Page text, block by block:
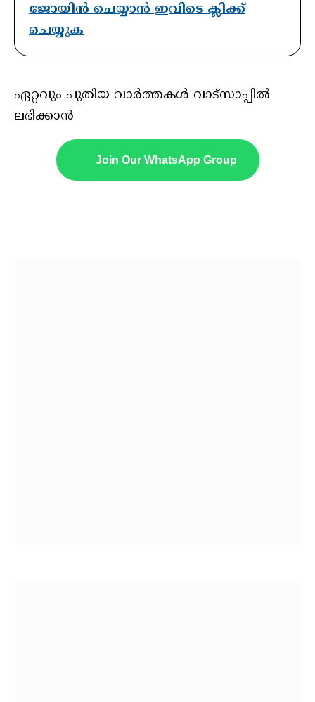
ജോയിൻ ചെയ്യാൻ ഇവിടെ ക്ലിക്ക്
ചെയ്യുക
ഏറ്റവും പുതിയ വാർത്തകൾ വാട്സാപ്പിൽ
ലഭിക്കാൻ
Join Our WhatsApp Group